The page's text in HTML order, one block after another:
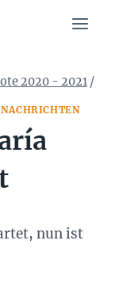
2020 - 2021 /
nun ist